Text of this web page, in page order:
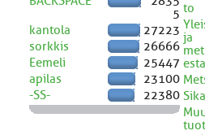
5
kantola
27223
sorkkis
26666
Eemeli
25447
apilas
23100
-SS-
22380
to
ja
esta